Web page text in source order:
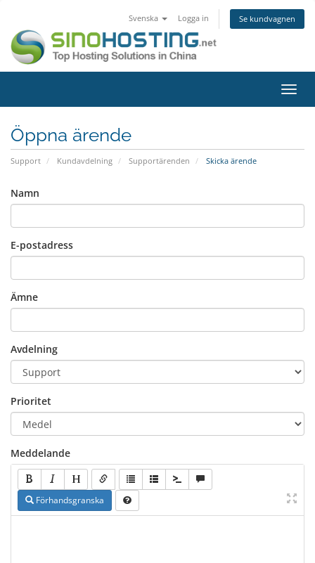
Svenska Logga in Se kundvagnen
Växla
Öppna ärende
Support Kundavdelning Supportärenden Skicka ärende
Namn
E-postadress
Ämne
Avdelning
Prioritet
Meddelande
Förhandsgranska